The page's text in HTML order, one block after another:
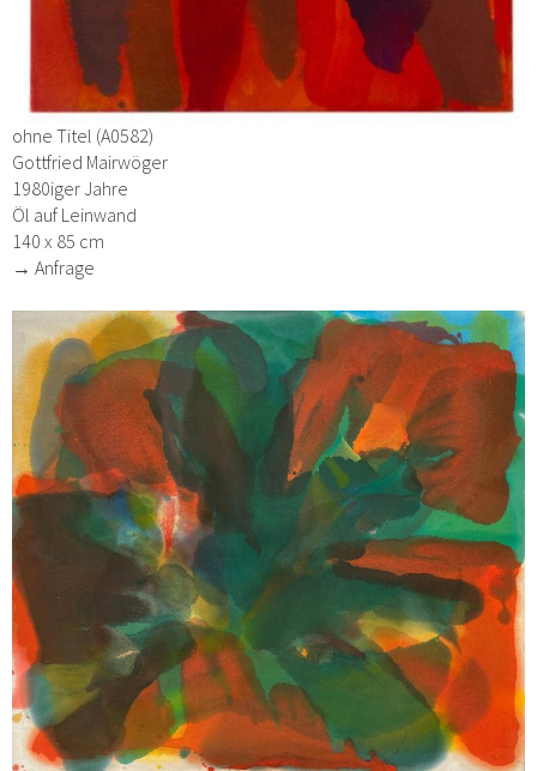
ohne Titel (A0582)
Gottfried Mairwöger
1980iger Jahre
Öl auf Leinwand
140 x 85 cm
→ Anfrage